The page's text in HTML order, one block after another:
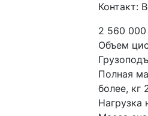
Контакт:
2 560
Объем
Полная
более, кг
Нагрузка